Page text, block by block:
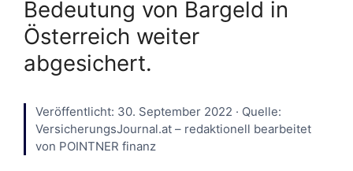
Bedeutung von Bargeld in
Österreich weiter
abgesichert.
Veröffentlicht: 30. September 2022 · Quelle:
VersicherungsJournal.at – redaktionell bearbeitet
von POINTNER finanz